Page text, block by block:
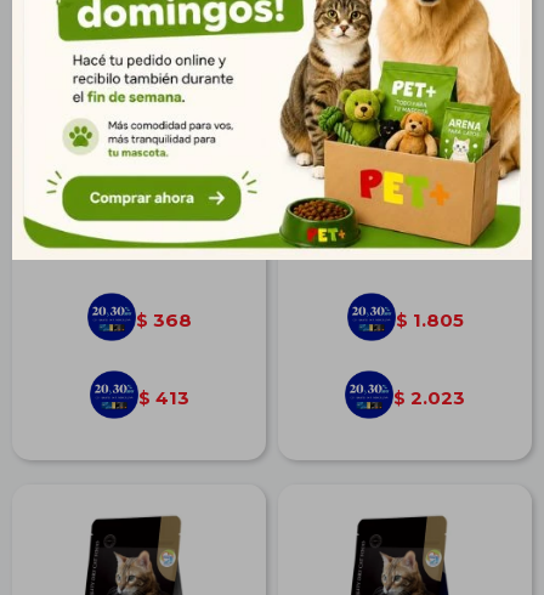
Magnus Galletas Mix 1 kg
$ 510
$ 368
$ 413
Matisse Gato Castrado
Salmón 7,5 kg
$ 2.498
$ 1.805
$ 2.023